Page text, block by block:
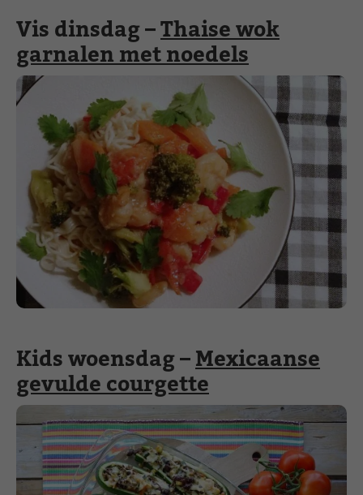
Vis dinsdag –Thaise wok
garnalen met noedels
Kids woensdag – Mexicaanse
gevulde courgette